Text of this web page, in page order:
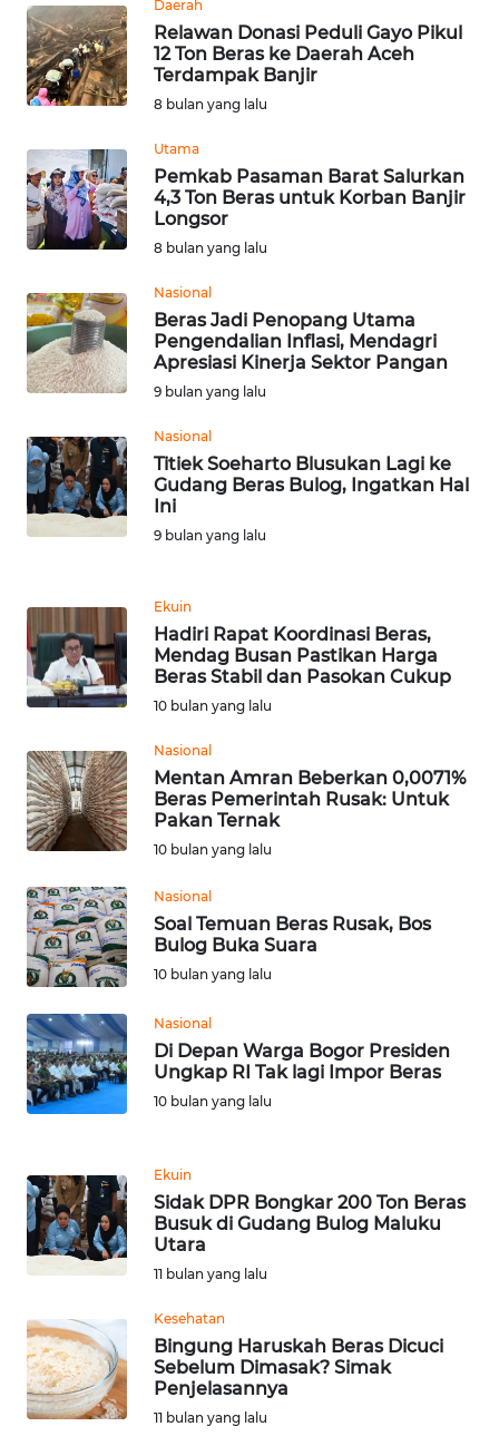
Daerah
Relawan Donasi Peduli Gayo Pikul
12 Ton Beras ke Daerah Aceh
Terdampak Banjir
8 bulan yang lalu
Utama
Pemkab Pasaman Barat Salurkan
4,3 Ton Beras untuk Korban Banjir
Longsor
8 bulan yang lalu
Nasional
Beras Jadi Penopang Utama
Pengendalian Inflasi, Mendagri
Apresiasi Kinerja Sektor Pangan
9 bulan yang lalu
Nasional
Titiek Soeharto Blusukan Lagi ke
Gudang Beras Bulog, Ingatkan Hal
Ini
9 bulan yang lalu
Ekuin
Hadiri Rapat Koordinasi Beras,
Mendag Busan Pastikan Harga
Beras Stabil dan Pasokan Cukup
10 bulan yang lalu
Nasional
Mentan Amran Beberkan 0,0071%
Beras Pemerintah Rusak: Untuk
Pakan Ternak
10 bulan yang lalu
Nasional
Soal Temuan Beras Rusak, Bos
Bulog Buka Suara
10 bulan yang lalu
Nasional
Di Depan Warga Bogor Presiden
Ungkap RI Tak lagi Impor Beras
10 bulan yang lalu
Ekuin
Sidak DPR Bongkar 200 Ton Beras
Busuk di Gudang Bulog Maluku
Utara
11 bulan yang lalu
Kesehatan
Bingung Haruskah Beras Dicuci
Sebelum Dimasak? Simak
Penjelasannya
11 bulan yang lalu
BERITA
KONTAK
KAMI
INFO
IKLAN
TENTANG
PEDOMAN
MEDIA
SIBER
KARIR
Wahana
News
Regional
WN
WN
JAKARTA
JABAR
WN
BANTEN
WN
NTT
WN
WN
PAPUA
BARAT
WN
RIAU